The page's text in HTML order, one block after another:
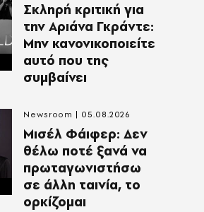
Σκληρή κριτική για
την Αριάνα Γκράντε:
Μην κανονικοποιείτε
αυτό που της
συμβαίνει
Μισέλ Φάιφερ: Δεν
θέλω ποτέ ξανά να
πρωταγωνιστήσω
σε άλλη ταινία, το
ορκίζομαι
Newsroom 05.08.2026